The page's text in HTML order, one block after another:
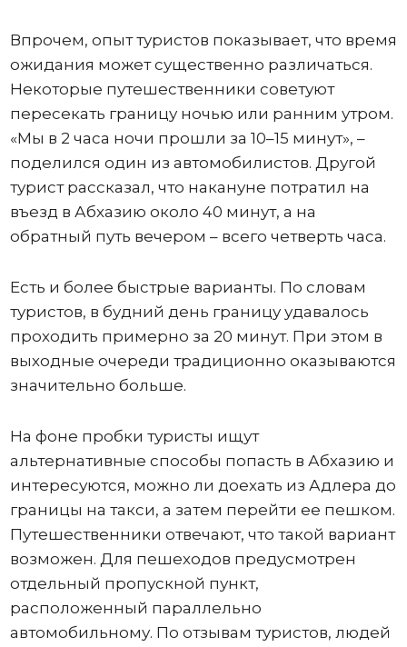
Впрочем, опыт туристов показывает, что время
ожидания может существенно различаться.
Некоторые путешественники советуют
пересекать границу ночью или ранним утром.
«Мы в 2 часа ночи прошли за 10–15 минут», –
поделился один из автомобилистов. Другой
турист рассказал, что накануне потратил на
въезд в Абхазию около 40 минут, а на
обратный путь вечером – всего четверть часа.
Есть и более быстрые варианты. По словам
туристов, в будний день границу удавалось
проходить примерно за 20 минут. При этом в
выходные очереди традиционно оказываются
значительно больше.
На фоне пробки туристы ищут
альтернативные способы попасть в Абхазию и
интересуются, можно ли доехать из Адлера до
границы на такси, а затем перейти ее пешком.
Путешественники отвечают, что такой вариант
возможен. Для пешеходов предусмотрен
отдельный пропускной пункт,
расположенный параллельно
автомобильному. По отзывам туристов, людей